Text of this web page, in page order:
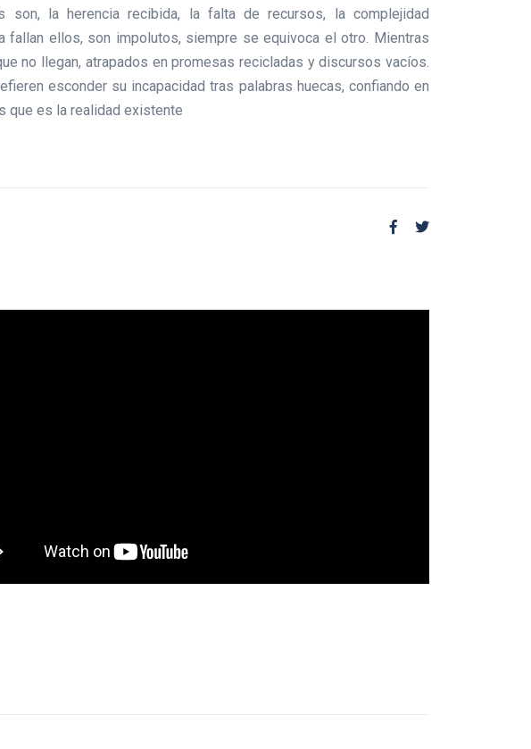
son, la herencia recibida, la falta de recursos, la complejidad
ellos, son impolutos, siempre se equivoca el otro. Mientras
no llegan, atrapados en promesas recicladas y discursos vacíos.
esconder su incapacidad tras palabras huecas, confiando en
que es la realidad existente